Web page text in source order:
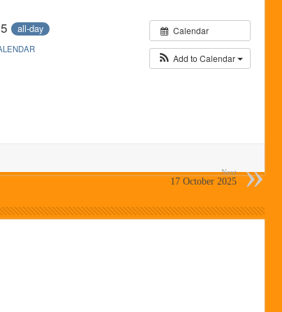
लोकनेते रामशेठ ठाकूर यांच्या उद्घाटन
बैठक
उपक्रम
Calendar
Add to Calendar
all-day
Next
17 October 2025